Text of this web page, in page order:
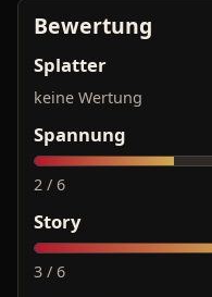
Bewertung
Splatter
keine Wertung
Spannung
2 / 6
Story
3 / 6